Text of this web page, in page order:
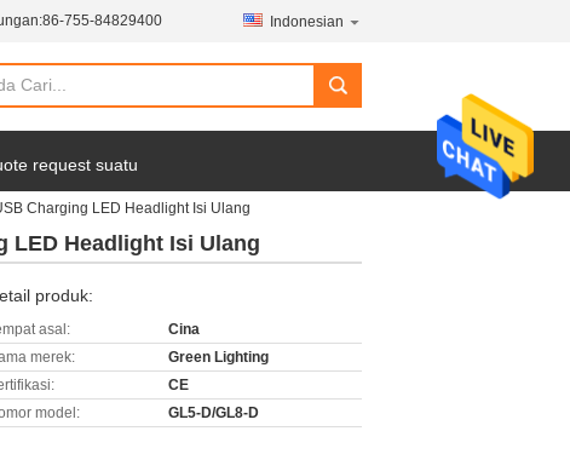
86-755-84829400 Indonesian
request suatu
Charging LED Headlight Isi Ulang
LED Headlight Isi Ulang
produk:
asal:
Cina
merek:
Green Lighting
CE
model:
GL5-D/GL8-D